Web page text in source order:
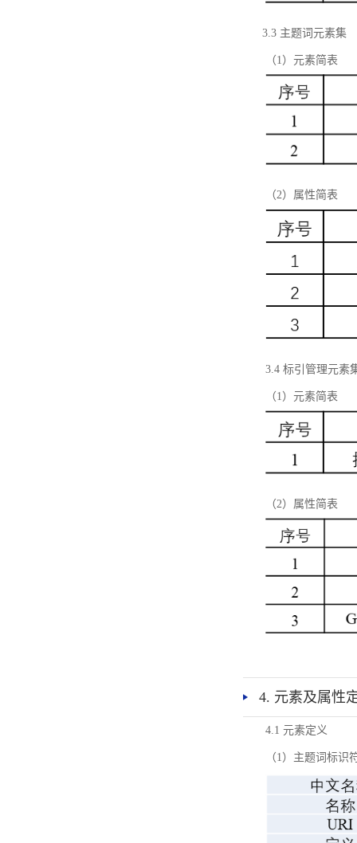
3.3 主题词元素集
（1）元素简表
（2）属性简表
3.4 标引管理元素
（1）元素简表
（2）属性简表
4. 元素及属性
4.1 元素定义
（1）主题词标识